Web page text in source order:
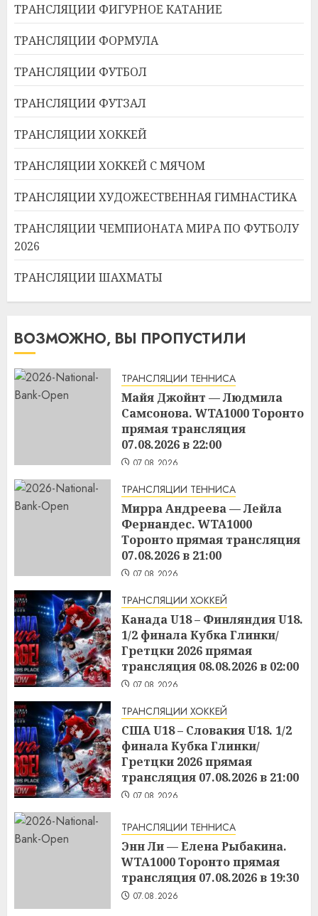
ТРАНСЛЯЦИИ ФИГУРНОЕ КАТАНИЕ
ТРАНСЛЯЦИИ ФОРМУЛА
ТРАНСЛЯЦИИ ФУТБОЛ
ТРАНСЛЯЦИИ ФУТЗАЛ
ТРАНСЛЯЦИИ ХОККЕЙ
ТРАНСЛЯЦИИ ХОККЕЙ С МЯЧОМ
ТРАНСЛЯЦИИ ХУДОЖЕСТВЕННАЯ ГИМНАСТИКА
ТРАНСЛЯЦИИ ЧЕМПИОНАТА МИРА ПО ФУТБОЛУ
2026
ТРАНСЛЯЦИИ ШАХМАТЫ
ВОЗМОЖНО, ВЫ ПРОПУСТИЛИ
ТРАНСЛЯЦИИ ТЕННИСА
Майя Джойнт — Людмила
Самсонова. WTA1000 Торонто
прямая трансляция
07.08.2026 в 22:00
07.08.2026
ТРАНСЛЯЦИИ ТЕННИСА
Мирра Андреева — Лейла
Фернандес. WTA1000
Торонто прямая трансляция
07.08.2026 в 21:00
07.08.2026
ТРАНСЛЯЦИИ ХОККЕЙ
Канада U18 – Финляндия U18.
1/2 финала Кубка Глинки/
Гретцки 2026 прямая
трансляция 08.08.2026 в 02:00
07.08.2026
ТРАНСЛЯЦИИ ХОККЕЙ
США U18 – Словакия U18. 1/2
финала Кубка Глинки/
Гретцки 2026 прямая
трансляция 07.08.2026 в 21:00
07.08.2026
ТРАНСЛЯЦИИ ТЕННИСА
Энн Ли — Елена Рыбакина.
WTA1000 Торонто прямая
трансляция 07.08.2026 в 19:30
07.08.2026